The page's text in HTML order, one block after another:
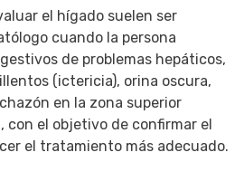
el hígado suelen ser
cuando la persona
de problemas hepáticos,
(ictericia), orina oscura,
en la zona superior
con el objetivo de confirmar el
el tratamiento más adecuado.